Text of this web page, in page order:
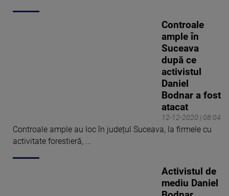
12-12-2020 | 08:04
Controale
ample în
Suceava
după ce
activistul
Daniel
Bodnar a fost
atacat
Controale ample au loc în județul Suceava, la firmele cu
activitate forestieră, ...
Activistul de
mediu Daniel